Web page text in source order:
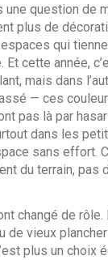
une question de
plus de
qui
cette année,
mais dans
— ces
pas là par
dans les
sans effort.
du terrain, pas
changé de rôle.
de vieux
plus un choix